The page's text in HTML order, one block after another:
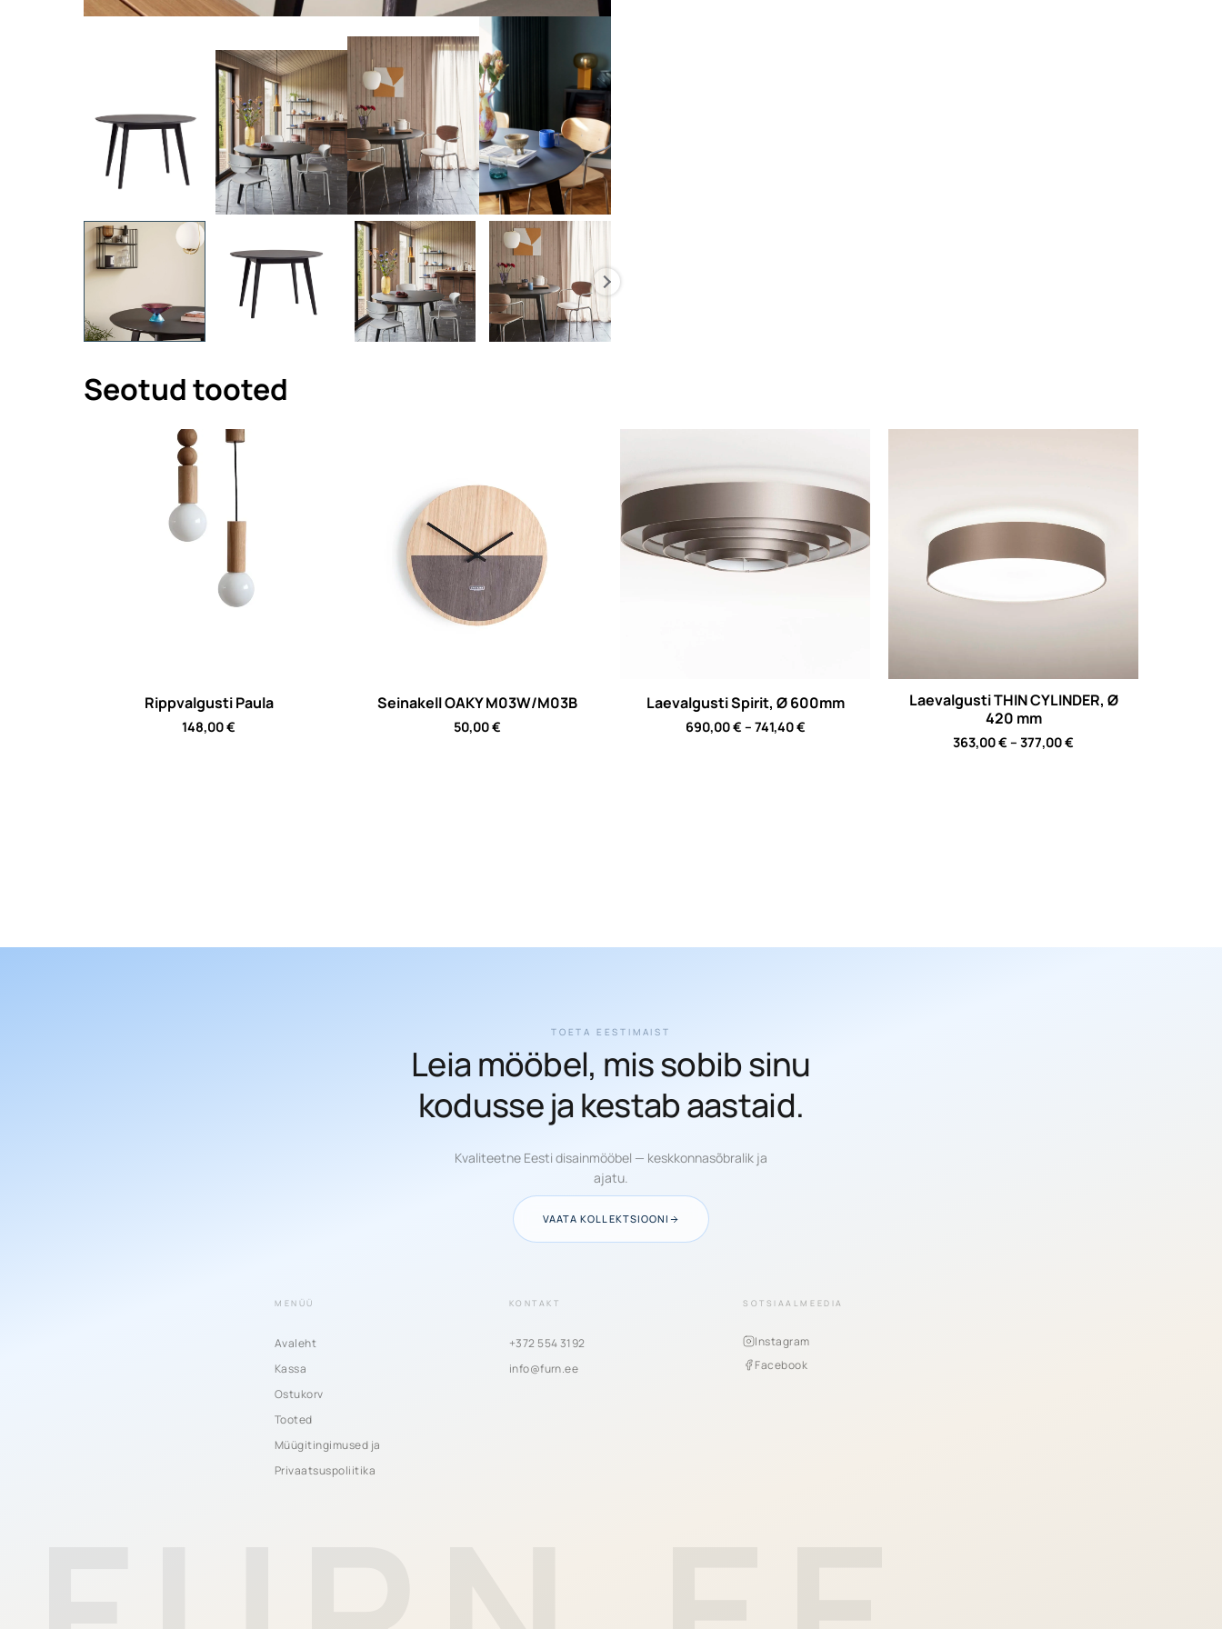
Seotud tooted
Rippvalgusti Paula
148,00€
Seinakell OAKY M03W/M03B
50,00€
Laevalgusti Spirit, Ø 600mm
690,00€ – 741,40€Price
Laevalgusti THIN CYLINDER, Ø
420 mm
363,00€ – 377,00€
TOETA EESTIMAIST
Leia mööbel, mis sobib sinu
kodusse ja kestab aastaid.
Kvaliteetne Eesti disainmööbel — keskkonnasõbralik ja
ajatu.
VAATA KOLLEKTSIOONI
MENÜÜ
Avaleht
Kassa
Ostukorv
Tooted
Müügitingimused ja
Privaatsuspoliitika
KONTAKT
+372 554 3192
info@furn.ee
SOTSIAALMEEDIA
Instagram
Facebook